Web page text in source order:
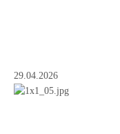
29.04.2026